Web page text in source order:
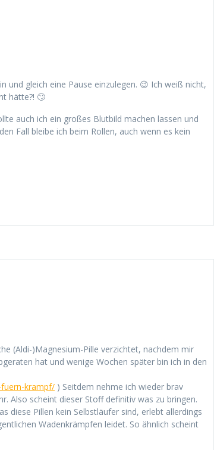
und gleich eine Pause einzulegen. 😉 Ich weiß nicht,
hätte?! 🙄
auch ich ein großes Blutbild machen lassen und
Fall bleibe ich beim Rollen, auch wenn es kein
(Aldi-)Magnesium-Pille verzichtet, nachdem mir
hat und wenige Wochen später bin ich in den
krampf/ ) Seitdem nehme ich wieder brav
Also scheint dieser Stoff definitiv was zu bringen.
diese Pillen kein Selbstläufer sind, erlebt allerdings
Wadenkrämpfen leidet. So ähnlich scheint